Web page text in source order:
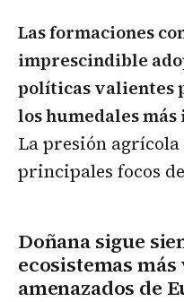
Las formaciones
imprescindible
políticas valientes
los humedales
La presión agrícola
principales focos
Doñana sigue
ecosistemas
amenazados de